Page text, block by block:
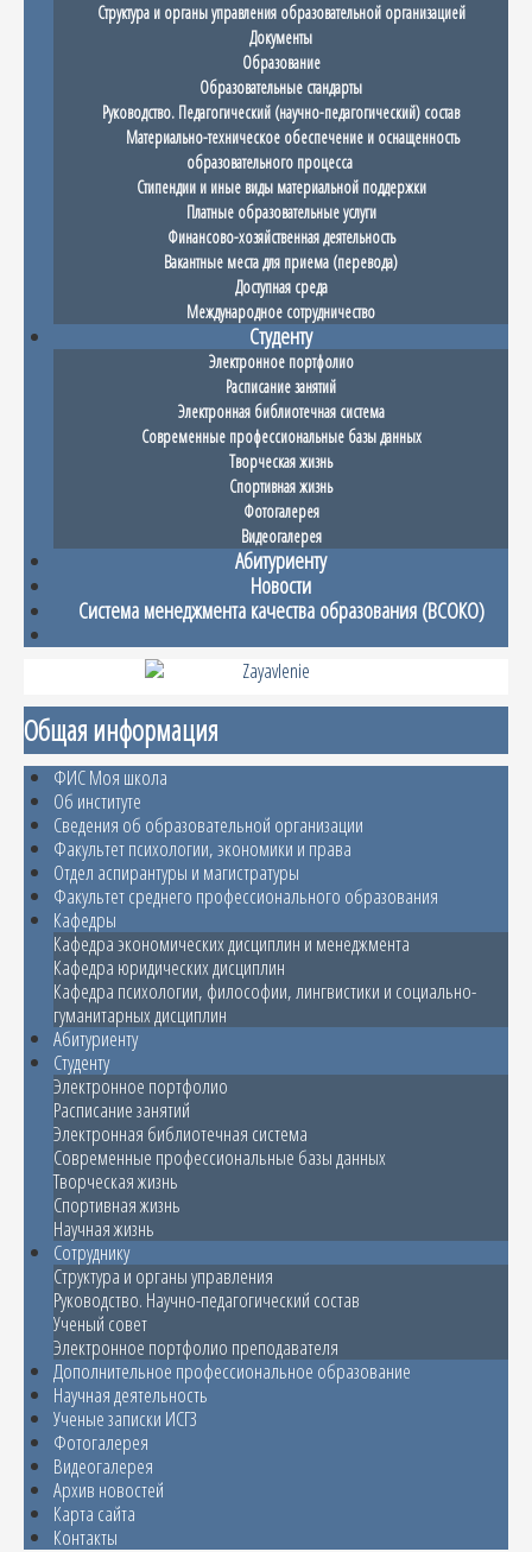
Структура и органы управления образовательной организацией
Документы
Образование
Образовательные стандарты
Руководство. Педагогический (научно-педагогический) состав
Материально-техническое обеспечение и оснащенность
образовательного процесса
Стипендии и иные виды материальной поддержки
Платные образовательные услуги
Финансово-хозяйственная деятельность
Вакантные места для приема (перевода)
Доступная среда
Международное сотрудничество
Студенту
Электронное портфолио
Расписание занятий
Электронная библиотечная система
Современные профессиональные базы данных
Творческая жизнь
Спортивная жизнь
Фотогалерея
Видеогалерея
Абитуриенту
Новости
Система менеджмента качества образования (ВСОКО)
Общая информация
ФИС Моя школа
Об институте
Сведения об образовательной организации
Факультет психологии, экономики и права
Отдел аспирантуры и магистратуры
Факультет среднего профессионального образования
Кафедры
Кафедра экономических дисциплин и менеджмента
Кафедра юридических дисциплин
Кафедра психологии, философии, лингвистики и социально-
гуманитарных дисциплин
Абитуриенту
Студенту
Электронное портфолио
Расписание занятий
Электронная библиотечная система
Современные профессиональные базы данных
Творческая жизнь
Спортивная жизнь
Научная жизнь
Сотруднику
Структура и органы управления
Руководство. Научно-педагогический состав
Ученый совет
Электронное портфолио преподавателя
Дополнительное профессиональное образование
Научная деятельность
Ученые записки ИСГЗ
Фотогалерея
Видеогалерея
Архив новостей
Карта сайта
Контакты